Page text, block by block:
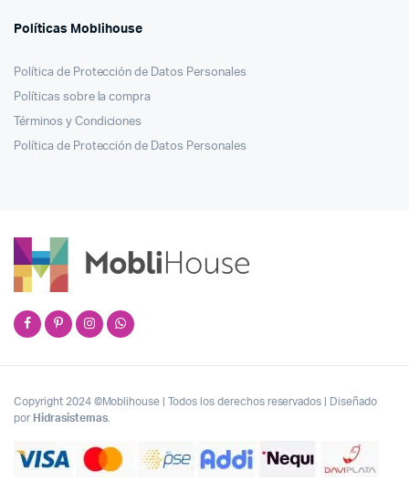
Políticas Moblihouse
Política de Protección de Datos Personales
Políticas sobre la compra
Términos y Condiciones
Política de Protección de Datos Personales
Copyright 2024 ©Moblihouse | Todos los derechos reservados | Diseñado
por Hidrasistemas.